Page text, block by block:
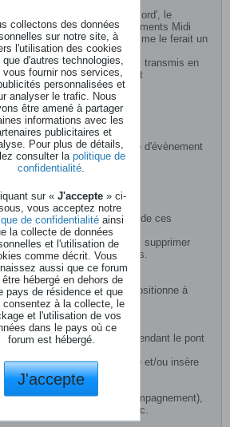
multipiste avec 'Quick record', le
non seulement les évènements Midi
de programme) comme le ferait un
il y ajoute (subrepticement)
à l'arrangeur qui ne sont pas transmis en
via des sysex, mais ce n'est
l'on peut en changer).
fill, break, etc).
par l'arrangeur (sous forme d'évènement
en Midi).
évènements ?
Record' est en fait un éditeur de ces
il permet de modifier, insérer, supprimer
les évènements précédents.
à la mesure 16. Je me positionne à
mon accord
déroulantes).
progression harmonique pendant le pont
concernée et je change et/ou insère
suite le résultat (avec l’accompagnement),
version, revenir en arrière, etc.
collectons des données
sur notre site, à
l'utilisation des cookies
d'autres technologies,
vous fournir nos services,
personnalisées et
analyser le trafic. Nous
être amené à partager
informations avec les
publicitaires et
Pour plus de détails,
consulter la politique de
confidentialité
sur « J'accepte » ci-
vous acceptez notre
de confidentialitéainsi
la collecte de données
et l'utilisation de
comme décrit. Vous
aussi que ce forum
hébergé en dehors de
pays de résidence et que
consentez à la collecte, le
et l'utilisation de vos
dans le pays où ce
forum est hébergé.
J'accepte